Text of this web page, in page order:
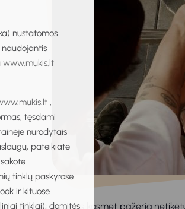
nustatomos
www.mukis.lt
,
tęsdami
nurodytais
pateikiate
tinklų paskyrose
ir kituose
tinklai), domitės
Šiltasis sezonas kasmet pažeria